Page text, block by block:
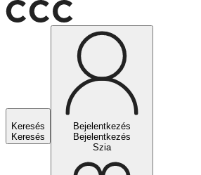
Keresés
Keresés
Bejelentkezés
Bejelentkezés
Szia